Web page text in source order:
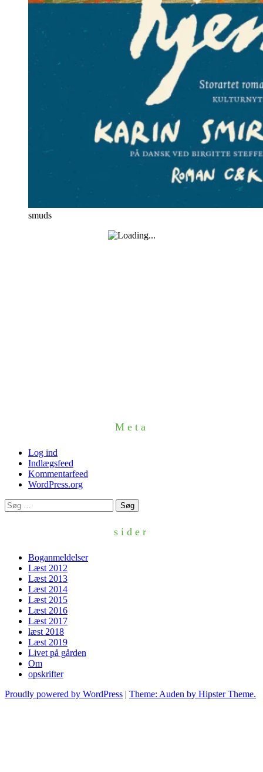
smuds
Meta
Log ind
Indlægsfeed
Kommentarfeed
WordPress.org
Søg
efter:
sider
Boganmeldelser
Læst 2012
Læst 2013
Læst 2014
Læst 2015
Læst 2016
Læst 2017
læst 2018
Læst 2019
Livet på gården
Om
opskrifter
Proudly powered by WordPress | Theme: Auden by Hipster Theme.